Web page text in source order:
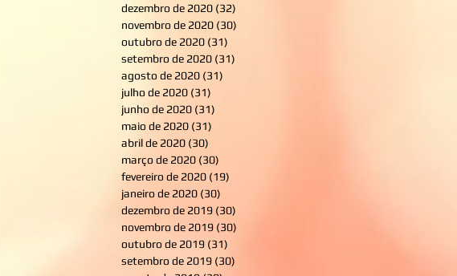
dezembro de 2020 (32)
novembro de 2020 (30)
outubro de 2020 (31)
setembro de 2020 (31)
agosto de 2020 (31)
julho de 2020 (31)
junho de 2020 (31)
maio de 2020 (31)
abril de 2020 (30)
março de 2020 (30)
fevereiro de 2020 (19)
janeiro de 2020 (30)
dezembro de 2019 (30)
novembro de 2019 (30)
outubro de 2019 (31)
setembro de 2019 (30)